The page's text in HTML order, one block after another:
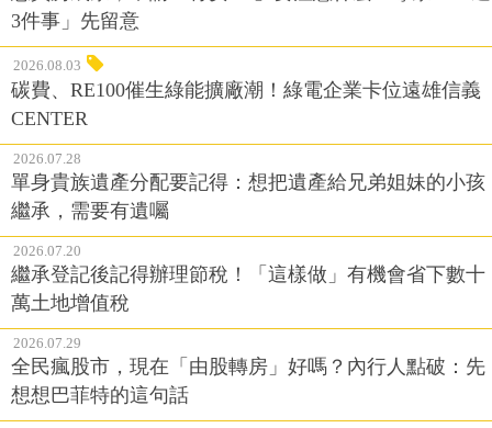
3件事」先留意
2026.08.03
碳費、RE100催生綠能擴廠潮！綠電企業卡位遠雄信義
CENTER
2026.07.28
單身貴族遺產分配要記得：想把遺產給兄弟姐妹的小孩
繼承，需要有遺囑
2026.07.20
繼承登記後記得辦理節稅！「這樣做」有機會省下數十
萬土地增值稅
2026.07.29
全民瘋股市，現在「由股轉房」好嗎？內行人點破：先
想想巴菲特的這句話